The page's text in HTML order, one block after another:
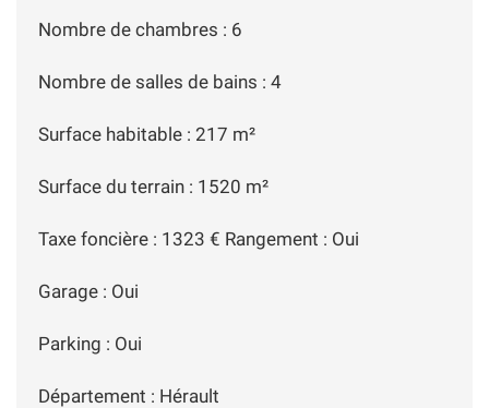
Nombre de chambres : 6
Nombre de salles de bains : 4
Surface habitable : 217 m²
Surface du terrain : 1520 m²
Taxe foncière : 1323 € Rangement : Oui
Garage : Oui
Parking : Oui
Département : Hérault